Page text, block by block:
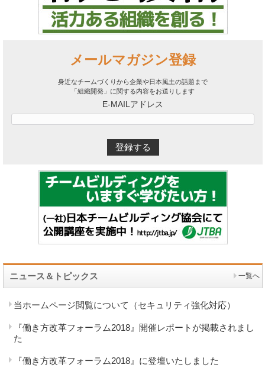
メールマガジン登録
身近なチームづくりから企業や日本風土の話題まで
「組織開発」に関する内容をお送りします
E-MAILアドレス
ニュース＆トピックス 一覧へ
当ホームページ閲覧について（セキュリティ強化対応）
『働き方改革フォーラム2018』開催レポートが掲載されまし
た
『働き方改革フォーラム2018』に登壇いたしました